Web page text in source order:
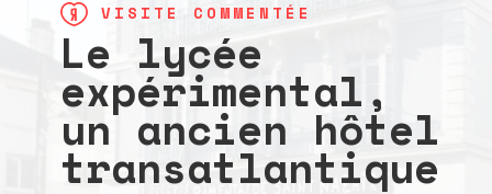
VISITE COMMENTÉE
Le lycée
expérimental,
un ancien hôtel
transatlantique